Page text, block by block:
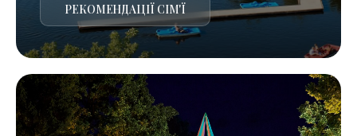
РЕКОМЕНДАЦІЇ СІМ'Ї